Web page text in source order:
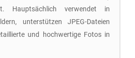
Hauptsächlich verwendet in
unterstützen JPEG-Dateien
und hochwertige Fotos in